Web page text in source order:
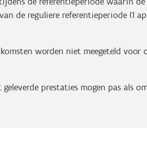
de reguliere referentieperiode (1
worden niet meegeteld voor
prestaties mogen pas als